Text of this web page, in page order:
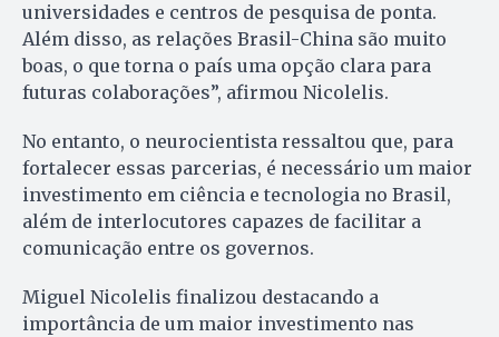
universidades e centros de pesquisa de ponta.
Além disso, as relações Brasil-China são muito
boas, o que torna o país uma opção clara para
futuras colaborações”, afirmou Nicolelis.
No entanto, o neurocientista ressaltou que, para
fortalecer essas parcerias, é necessário um maior
investimento em ciência e tecnologia no Brasil,
além de interlocutores capazes de facilitar a
comunicação entre os governos.
Miguel Nicolelis finalizou destacando a
importância de um maior investimento nas